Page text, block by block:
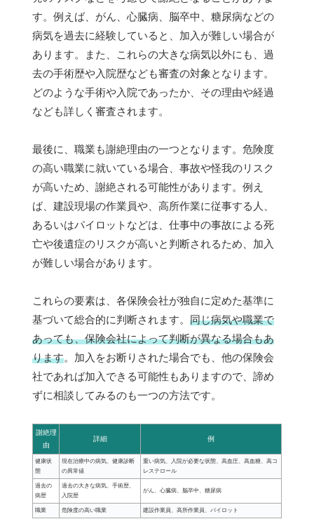
す。例えば、がん、心臓病、脳卒中、糖尿病などの
病気を過去に経験していると、加入が難しい場合が
あります。また、これらの大きな病気以外にも、過
去の手術歴や入院歴なども審査の対象となります。
どのような手術や入院であったか、その理由や経過
なども詳しく審査されます。
最後に、職業も謝絶理由の一つとなります。危険度
の高い職業に就いている場合、事故や怪我のリスク
が高いため、謝絶される可能性があります。例え
ば、建設現場の作業員や、高所作業に従事する人、
あるいはパイロットなどは、仕事中の事故による死
亡や後遺症のリスクが高いと判断されるため、加入
が難しい場合があります。
これらの要素は、各保険会社が独自に定めた基準に
基づいて総合的に判断されます。 同じ病気や職業で
あっても、保険会社によって判断が異なる場合もあ
ります。加入をお断りされた場合でも、他の保険会
社であれば加入できる可能性もありますので、諦め
ずに相談してみるのも一つの方法です。
謝絶理
由
詳細 例
健康状
態
現在治療中の病気、健康診断
の異常値
重い病気、入院が必要な状態、高血圧、高血糖、高コ
レステロール
過去の
病歴
過去の大きな病気、手術歴、
入院歴
がん、心臓病、脳卒中、糖尿病
職業 危険度の高い職業 建設作業員、高所作業員、パイロット